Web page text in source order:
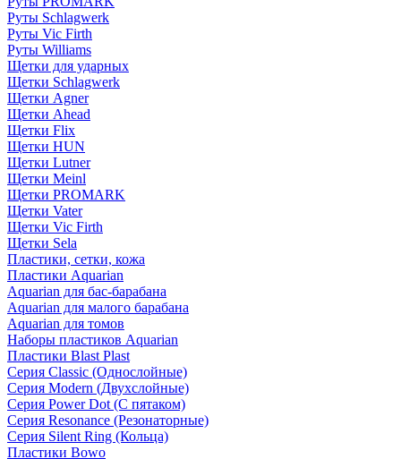
Руты Schlagwerk
Руты Vic Firth
Руты Williams
Щетки для ударных
Щетки Schlagwerk
Щетки Agner
Щетки Ahead
Щетки Flix
Щетки HUN
Щетки Lutner
Щетки Meinl
Щетки PROMARK
Щетки Vater
Щетки Vic Firth
Щетки Sela
Пластики, сетки, кожа
Пластики Aquarian
Aquarian для бас-барабана
Aquarian для малого барабана
Aquarian для томов
Наборы пластиков Aquarian
Пластики Blast Plast
Серия Classic (Однослойные)
Серия Modern (Двухслойные)
Серия Power Dot (С пятаком)
Серия Resonance (Резонаторные)
Серия Silent Ring (Кольца)
Пластики Bowo